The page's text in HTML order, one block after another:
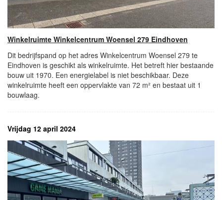
Winkelruimte Winkelcentrum Woensel 279 Eindhoven
Dit bedrijfspand op het adres Winkelcentrum Woensel 279 te
Eindhoven is geschikt als winkelruimte. Het betreft hier bestaande
bouw uit 1970. Een energielabel is niet beschikbaar. Deze
winkelruimte heeft een oppervlakte van 72 m² en bestaat uit 1
bouwlaag.
Vrijdag 12 april 2024